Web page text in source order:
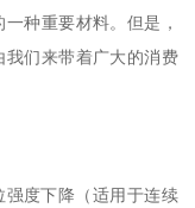
种重要材料。但是，
我们来带着广大的消费
度下降（适用于连续